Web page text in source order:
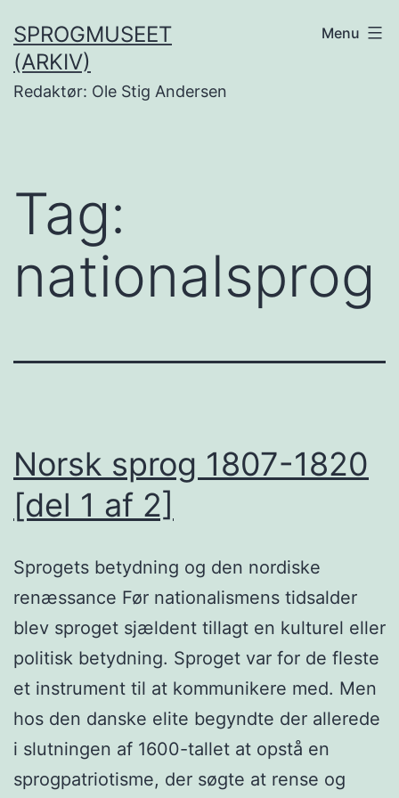
til
indhold
SPROGMUSEET
(ARKIV)
Redaktør: Ole Stig Andersen
Menu
Tag:
nationalsprog
Norsk sprog 1807-1820
[del 1 af 2]
Sprogets betydning og den nordiske
renæssance Før nationalismens tidsalder
blev sproget sjældent tillagt en kulturel eller
politisk betydning. Sproget var for de fleste
et instrument til at kommunikere med. Men
hos den danske elite begyndte der allerede
i slutningen af 1600-tallet at opstå en
sprogpatriotisme, der søgte at rense og